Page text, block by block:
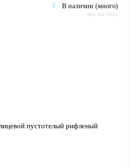
пустотелый рифленый
В наличии (много)
Арт: 001-00102